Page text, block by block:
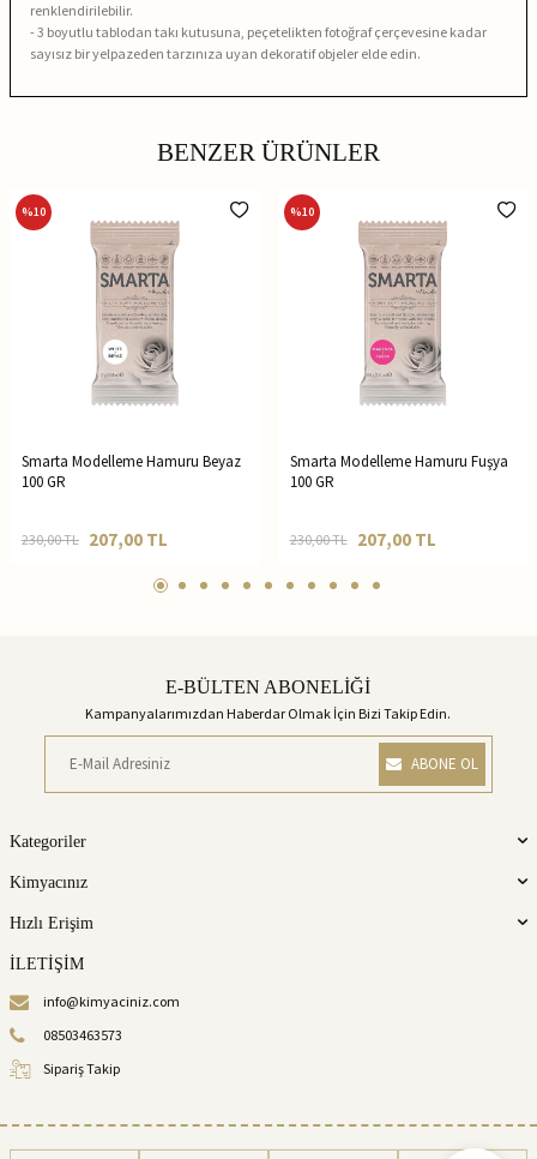
renklendirilebilir.
- 3 boyutlu tablodan takı kutusuna, peçetelikten fotoğraf çerçevesine kadar
sayısız bir yelpazeden tarzınıza uyan dekoratif objeler elde edin.
BENZER ÜRÜNLER
%10
Smarta Modelleme Hamuru Beyaz
100 GR
230,00TL 207,00 TL
%10
Smarta Modelleme Hamuru Fuşya
100 GR
230,00TL 207,00TL
E-BÜLTEN ABONELİĞİ
Kampanyalarımızdan Haberdar Olmak İçin Bizi Takip Edin.
ABONE OL
Kategoriler
Kimyacınız
Hızlı Erişim
İLETİŞİM
info@kimyaciniz.com
08503463573
Sipariş Takip